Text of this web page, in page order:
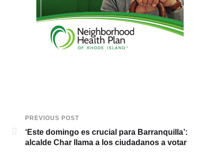
PREVIOUS POST
‘Este domingo es crucial para Barranquilla’:
alcalde Char llama a los ciudadanos a votar